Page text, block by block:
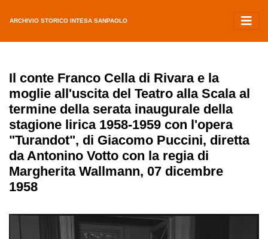
ARCHIVIO STORICO INTESA SANPAOLO
Il conte Franco Cella di Rivara e la
moglie all'uscita del Teatro alla Scala al
termine della serata inaugurale della
stagione lirica 1958-1959 con l'opera
"Turandot", di Giacomo Puccini, diretta
da Antonino Votto con la regia di
Margherita Wallmann, 07 dicembre
1958